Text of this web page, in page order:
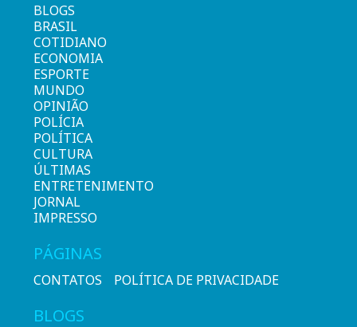
BLOGS
BRASIL
COTIDIANO
ECONOMIA
ESPORTE
MUNDO
OPINIÃO
POLÍCIA
POLÍTICA
CULTURA
ÚLTIMAS
ENTRETENIMENTO
JORNAL
IMPRESSO
PÁGINAS
CONTATOS POLÍTICA DE PRIVACIDADE
BLOGS